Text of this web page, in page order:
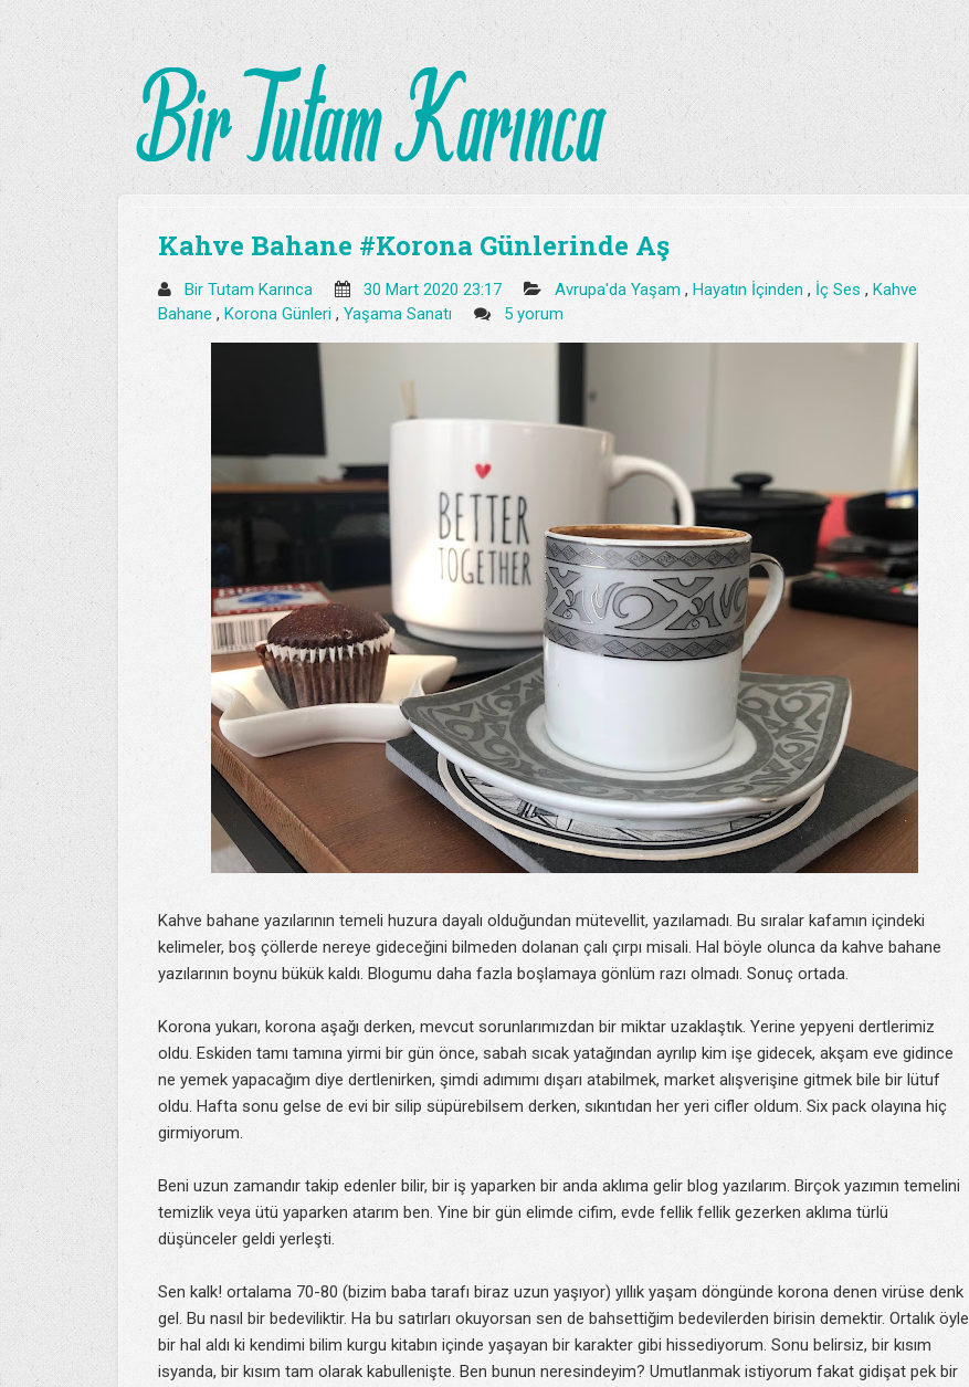
Kahve Bahane #Korona Günlerinde Aş
Bir Tutam Karınca 30 Mart 2020 23:17 Avrupa'da Yaşam , Hayatın İçinden , İç Ses , Kahve
Bahane , Korona Günleri , Yaşama Sanatı 5 yorum
Kahve bahane yazılarının temeli huzura dayalı olduğundan mütevellit, yazılamadı. Bu sıralar kafamın içindeki
kelimeler, boş çöllerde nereye gideceğini bilmeden dolanan çalı çırpı misali. Hal böyle olunca da kahve bahane
yazılarının boynu bükük kaldı. Blogumu daha fazla boşlamaya gönlüm razı olmadı. Sonuç ortada.
Korona yukarı, korona aşağı derken, mevcut sorunlarımızdan bir miktar uzaklaştık. Yerine yepyeni dertlerimiz
oldu. Eskiden tamı tamına yirmi bir gün önce, sabah sıcak yatağından ayrılıp kim işe gidecek, akşam eve gidince
ne yemek yapacağım diye dertlenirken, şimdi adımımı dışarı atabilmek, market alışverişine gitmek bile bir lütuf
oldu. Hafta sonu gelse de evi bir silip süpürebilsem derken, sıkıntıdan her yeri cifler oldum. Six pack olayına hiç
girmiyorum.
Beni uzun zamandır takip edenler bilir, bir iş yaparken bir anda aklıma gelir blog yazılarım. Birçok yazımın temelini
temizlik veya ütü yaparken atarım ben. Yine bir gün elimde cifim, evde fellik fellik gezerken aklıma türlü
düşünceler geldi yerleşti.
Sen kalk! ortalama 70-80 (bizim baba tarafı biraz uzun yaşıyor) yıllık yaşam döngünde korona denen virüse denk
gel. Bu nasıl bir bedeviliktir. Ha bu satırları okuyorsan sen de bahsettiğim bedevilerden birisin demektir. Ortalık öyle
bir hal aldı ki kendimi bilim kurgu kitabın içinde yaşayan bir karakter gibi hissediyorum. Sonu belirsiz, bir kısım
isyanda, bir kısım tam olarak kabullenişte. Ben bunun neresindeyim? Umutlanmak istiyorum fakat gidişat pek bir